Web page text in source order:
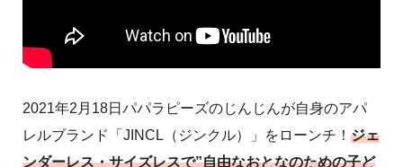
2021年2月18日パパラピーズのじんじんが自身のアパ
レルブランド「JINCL（ジンクル）」をローンチ！ ジェ
ンダーレス・サイズレスで”自由なおとなのための子ど